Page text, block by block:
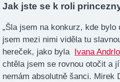
Jak jste se k roli
„Šla jsem na konkurz, kde
jsem mezi nimi viděla tu
hereček, jako byla
Ivana
chtěla jsem se rovnou otočit a
nemám absolutně šanci. Mirek